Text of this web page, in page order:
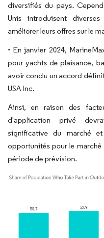
diversifiés du pays.
Unis introduisent
améliorer leurs offres sur le
• En janvier 2024,
pour yachts de plaisance,
avoir conclu un accord
USA Inc.
Ainsi, en raison des
d'application privé
significative du marché
opportunités pour le marché
période de prévision.